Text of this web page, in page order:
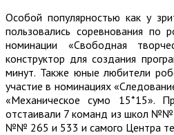
Особой популярностью как у
пользовались соревнования по
номинации «Свободная
конструктор для создания
минут. Также юные любители
участие в номинациях
«Механическое сумо 15*15».
отстаивали 7 команд из школ
№№ 265 и 533 и самого Центра